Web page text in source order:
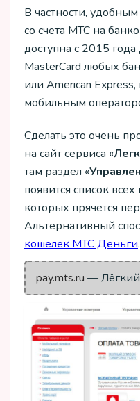
В частности,
со счета МТС на
доступна с 2015 года
MasterCard любых
или American
мобильным
Сделать это очень
на сайт сервиса «
там раздел «
появится список
которых прячется
Альтернативный
кошелек МТС Деньги.
pay.mts.ru —